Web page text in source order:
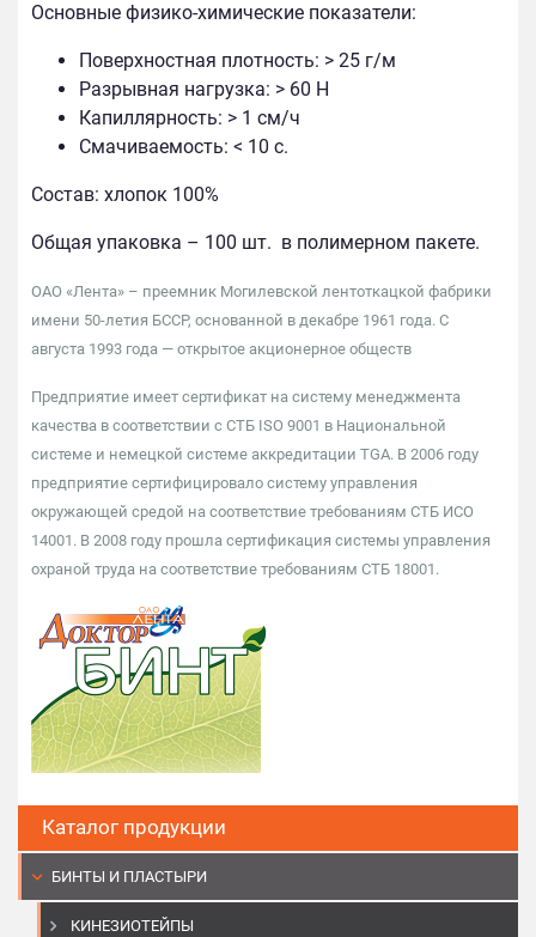
Каталог продукции
БИНТЫ И ПЛАСТЫРИ
КИНЕЗИОТЕЙПЫ
Основные физико-химические показатели:
Поверхностная плотность: > 25 г/м
Разрывная нагрузка: > 60 Н
Капиллярность: > 1 см/ч
Смачиваемость: < 10 с.
Состав: хлопок 100%
Общая упаковка – 100 шт. в полимерном пакете.
ОАО «Лента» – преемник Могилевской лентоткацкой фабрики
имени 50-летия БССР, основанной в декабре 1961 года. С
августа 1993 года — открытое акционерное обществ
Предприятие имеет сертификат на систему менеджмента
качества в соответствии с СТБ ISO 9001 в Национальной
системе и немецкой системе аккредитации TGA. В 2006 году
предприятие сертифицировало систему управления
окружающей средой на соответствие требованиям СТБ ИСО
14001. В 2008 году прошла сертификация системы управления
охраной труда на соответствие требованиям СТБ 18001.